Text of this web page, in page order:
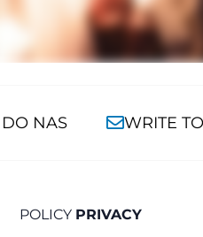
NAS WRITE
POLICY PRIVACY